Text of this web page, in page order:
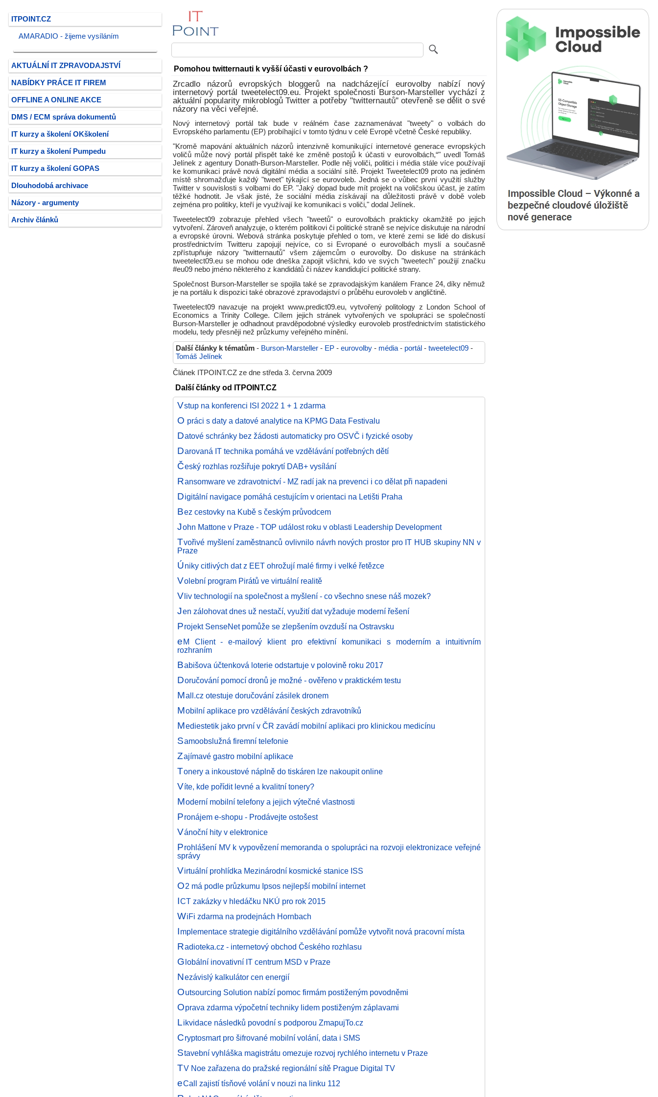
ITPOINT.CZ
AMARADIO - žijeme vysíláním
AKTUÁLNÍ IT ZPRAVODAJSTVÍ
NABÍDKY PRÁCE IT FIREM
OFFLINE A ONLINE AKCE
DMS / ECM správa dokumentů
IT kurzy a školení OKškolení
IT kurzy a školení Pumpedu
IT kurzy a školení GOPAS
Dlouhodobá archivace
Názory - argumenty
Archiv článků
Pomohou twitternauti k vyšší účasti v eurovolbách ?
Zrcadlo názorů evropských bloggerů na nadcházející eurovolby nabízí nový
internetový portál tweetelect09.eu. Projekt společnosti Burson-Marsteller vychází z
aktuální popularity mikroblogů Twitter a potřeby "twitternautů" otevřeně se dělit o své
názory na věci veřejné.
Nový internetový portál tak bude v reálném čase zaznamenávat "tweety" o volbách do
Evropského parlamentu (EP) probíhající v tomto týdnu v celé Evropě včetně České republiky.
"Kromě mapování aktuálních názorů intenzivně komunikující internetové generace evropských
voličů může nový portál přispět také ke změně postojů k účasti v eurovolbách,“" uvedl Tomáš
Jelínek z agentury Donath-Burson-Marsteller. Podle něj voliči, politici i média stále více používají
ke komunikaci právě nová digitální média a sociální sítě. Projekt Tweetelect09 proto na jediném
místě shromažďuje každý "tweet" týkající se eurovoleb. Jedná se o vůbec první využití služby
Twitter v souvislosti s volbami do EP. "Jaký dopad bude mít projekt na voličskou účast, je zatím
těžké hodnotit. Je však jisté, že sociální média získávají na důležitosti právě v době voleb
zejména pro politiky, kteří je využívají ke komunikaci s voliči," dodal Jelínek.
Tweetelect09 zobrazuje přehled všech "tweetů" o eurovolbách prakticky okamžitě po jejich
vytvoření. Zároveň analyzuje, o kterém politikovi či politické straně se nejvíce diskutuje na národní
a evropské úrovni. Webová stránka poskytuje přehled o tom, ve které zemi se lidé do diskusí
prostřednictvím Twitteru zapojují nejvíce, co si Evropané o eurovolbách myslí a současně
zpřístupňuje názory "twitternautů" všem zájemcům o eurovolby. Do diskuse na stránkách
tweetelect09.eu se mohou ode dneška zapojit všichni, kdo ve svých "tweetech" použijí značku
#eu09 nebo jméno některého z kandidátů či název kandidující politické strany.
Společnost Burson-Marsteller se spojila také se zpravodajským kanálem France 24, díky němuž
je na portálu k dispozici také obrazové zpravodajství o průběhu eurovoleb v angličtině.
Tweetelect09 navazuje na projekt www.predict09.eu, vytvořený politology z London School of
Economics a Trinity College. Cílem jejich stránek vytvořených ve spolupráci se společností
Burson-Marsteller je odhadnout pravděpodobné výsledky eurovoleb prostřednictvím statistického
modelu, tedy přesněji než průzkumy veřejného mínění.
Další články k tématům - Burson-Marsteller - EP - eurovolby - média - portál - tweetelect09 -
Tomáš Jelínek
Článek ITPOINT.CZ ze dne středa 3. června 2009
Další články od ITPOINT.CZ
Vstup na konferenci ISI 2022 1 + 1 zdarma
O práci s daty a datové analytice na KPMG Data Festivalu
Datové schránky bez žádosti automaticky pro OSVČ i fyzické osoby
Darovaná IT technika pomáhá ve vzdělávání potřebných dětí
Český rozhlas rozšiřuje pokrytí DAB+ vysílání
Ransomware ve zdravotnictví - MZ radí jak na prevenci i co dělat při napadeni
Digitální navigace pomáhá cestujícím v orientaci na Letišti Praha
Bez cestovky na Kubě s českým průvodcem
John Mattone v Praze - TOP událost roku v oblasti Leadership Development
Tvořivé myšlení zaměstnanců ovlivnilo návrh nových prostor pro IT HUB skupiny NN v
Praze
Úniky citlivých dat z EET ohrožují malé firmy i velké řetězce
Volební program Pirátů ve virtuální realitě
Vliv technologií na společnost a myšlení - co všechno snese náš mozek?
Jen zálohovat dnes už nestačí, využití dat vyžaduje moderní řešení
Projekt SenseNet pomůže se zlepšením ovzduší na Ostravsku
eM Client - e-mailový klient pro efektivní komunikaci s moderním a intuitivním
rozhraním
Babišova účtenková loterie odstartuje v polovině roku 2017
Doručování pomocí dronů je možné - ověřeno v praktickém testu
Mall.cz otestuje doručování zásilek dronem
Mobilní aplikace pro vzdělávání českých zdravotníků
Mediestetik jako první v ČR zavádí mobilní aplikaci pro klinickou medicínu
Samoobslužná firemní telefonie
Zajímavé gastro mobilní aplikace
Tonery a inkoustové náplně do tiskáren lze nakoupit online
Víte, kde pořídit levné a kvalitní tonery?
Moderní mobilní telefony a jejich výtečné vlastnosti
Pronájem e-shopu - Prodávejte ostošest
Vánoční hity v elektronice
Prohlášení MV k vypovězení memoranda o spolupráci na rozvoji elektronizace veřejné
správy
Virtuální prohlídka Mezinárodní kosmické stanice ISS
O2 má podle průzkumu Ipsos nejlepší mobilní internet
ICT zakázky v hledáčku NKÚ pro rok 2015
WiFi zdarma na prodejnách Hornbach
Implementace strategie digitálního vzdělávání pomůže vytvořit nová pracovní místa
Radioteka.cz - internetový obchod Českého rozhlasu
Globální inovativní IT centrum MSD v Praze
Nezávislý kalkulátor cen energií
Outsourcing Solution nabízí pomoc firmám postiženým povodněmi
Oprava zdarma výpočetní techniky lidem postiženým záplavami
Likvidace následků povodní s podporou ZmapujTo.cz
Cryptosmart pro šifrované mobilní volání, data i SMS
Stavební vyhláška magistrátu omezuje rozvoj rychlého internetu v Praze
TV Noe zařazena do pražské regionální sítě Prague Digital TV
eCall zajistí tísňové volání v nouzi na linku 112